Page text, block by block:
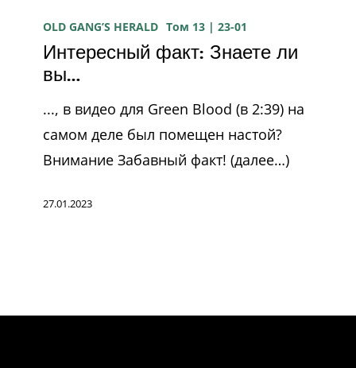
факт:
Знаете
OLD GANG’S HERALD Том 13 | 23-01
Интересный факт: Знаете ли
вы…
..., в видео для Green Blood (в 2:39) на
самом деле был помещен настой?
Внимание Забавный факт! (далее…)
27.01.2023